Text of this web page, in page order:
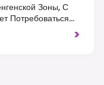
Зоны, С
Потребоваться
>